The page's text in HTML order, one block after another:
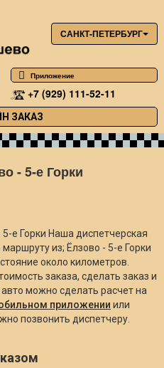
САНКТ-ПЕТЕРБУРГ
Приложение
+7 (929) 111-52-11
ЗАКАЗ
- 5-е Горки
е Горки Наша диспетчерская
из; Ёлзово - 5-е Горки
около километров.
заказа, сделать заказ и
можно сделать расчет на
приложении или
позвонить диспетчеру.